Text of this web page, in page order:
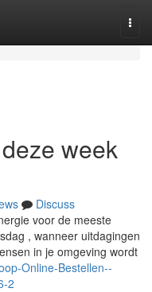
week
Discuss
voor de meeste
, wanneer uitdagingen
in je omgeving wordt
Online-Bestellen--
2